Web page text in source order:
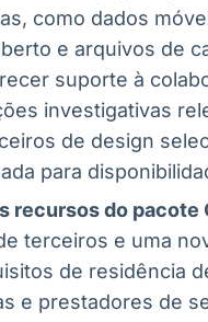
como dados
e arquivos de
suporte à
investigativas
de design
para
recursos do pacote
terceiros e uma
de residência
e prestadores de